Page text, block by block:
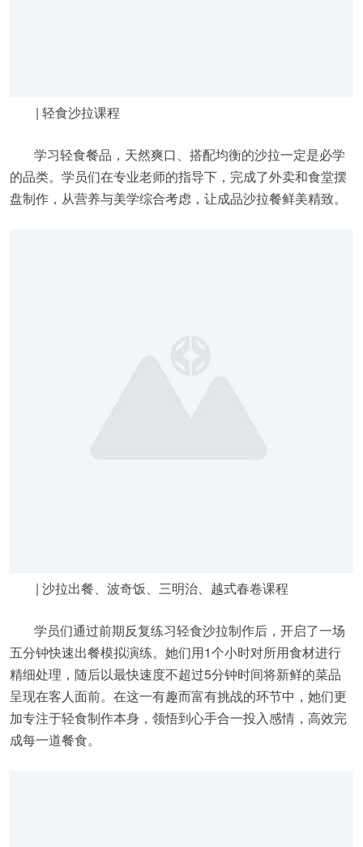
| 轻食沙拉课程
学习轻食餐品，天然爽口、搭配均衡的沙拉一定是必学
的品类。学员们在专业老师的指导下，完成了外卖和食堂摆
盘制作，从营养与美学综合考虑，让成品沙拉餐鲜美精致。
| 沙拉出餐、波奇饭、三明治、越式春卷课程
学员们通过前期反复练习轻食沙拉制作后，开启了一场
五分钟快速出餐模拟演练。她们用1个小时对所用食材进行
精细处理，随后以最快速度不超过5分钟时间将新鲜的菜品
呈现在客人面前。在这一有趣而富有挑战的环节中，她们更
加专注于轻食制作本身，领悟到心手合一投入感情，高效完
成每一道餐食。